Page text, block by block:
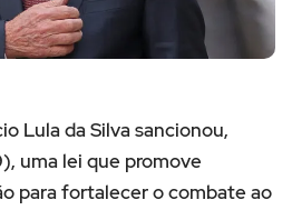
Lula da Silva sancionou,
uma lei que promove
para fortalecer o combate ao